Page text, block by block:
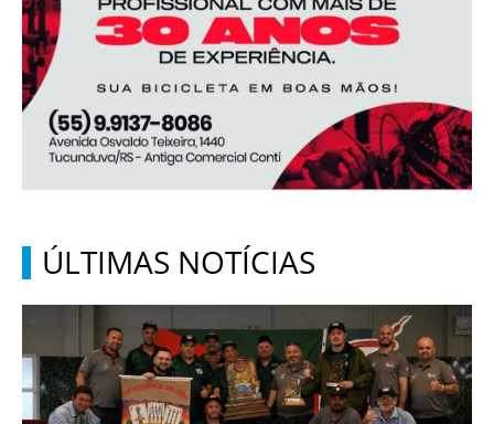
ÚLTIMAS NOTÍCIAS